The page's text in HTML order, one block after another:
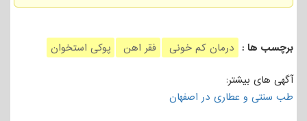
برچسب ها : درمان کم خونی فقر اهن پوکی استخوان
آگهی های بیشتر:
طب سنتی و عطاری در اصفهان